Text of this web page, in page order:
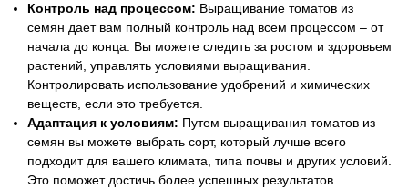
Контроль над процессом: Выращивание томатов из
семян дает вам полный контроль над всем процессом – от
начала до конца. Вы можете следить за ростом и здоровьем
растений, управлять условиями выращивания.
Контролировать использование удобрений и химических
веществ, если это требуется.
Адаптация к условиям: Путем выращивания томатов из
семян вы можете выбрать сорт, который лучше всего
подходит для вашего климата, типа почвы и других условий.
Это поможет достичь более успешных результатов.